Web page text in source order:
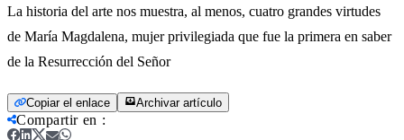
La historia del arte nos muestra, al menos, cuatro grandes virtudes
de María Magdalena, mujer privilegiada que fue la primera en saber
de la Resurrección del Señor
Copiar el enlace Archivar artículo
Compartir en :